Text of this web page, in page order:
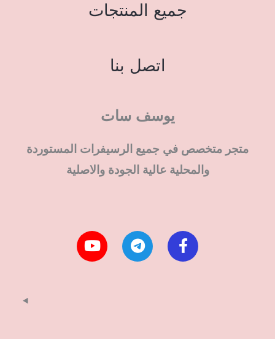
جميع المنتجات
اتصل بنا
يوسف سات
متجر متخصص في جميع الرسيفرات المستوردة
والمحلية عالية الجودة والاصلية